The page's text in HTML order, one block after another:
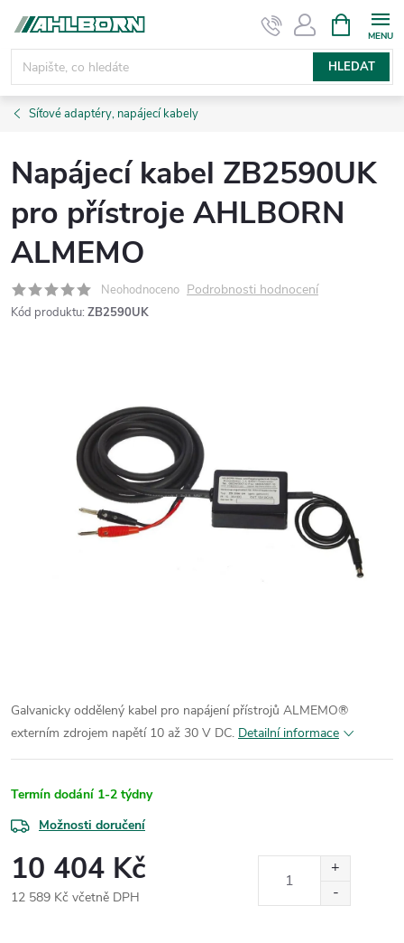
obsah
HLEDAT
NÁKUPNÍ
KOŠÍK
Síťové adaptéry, napájecí kabely
Napájecí kabel ZB2590UK
pro přístroje AHLBORN
ALMEMO
Neohodnoceno Podrobnosti hodnocení
Kód produktu: ZB2590UK
Galvanicky oddělený kabel pro napájení přístrojů ALMEMO®
externím zdrojem napětí 10 až 30 V DC. Detailní informace
Termín dodání 1-2 týdny
Možnosti doručení
10 404 Kč
12 589 Kč včetně DPH